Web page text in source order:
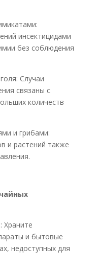
инсектицидами
без соблюдения
Случаи
связаны с
количеств
и грибами:
и растений также
Храните
и бытовые
недоступных для